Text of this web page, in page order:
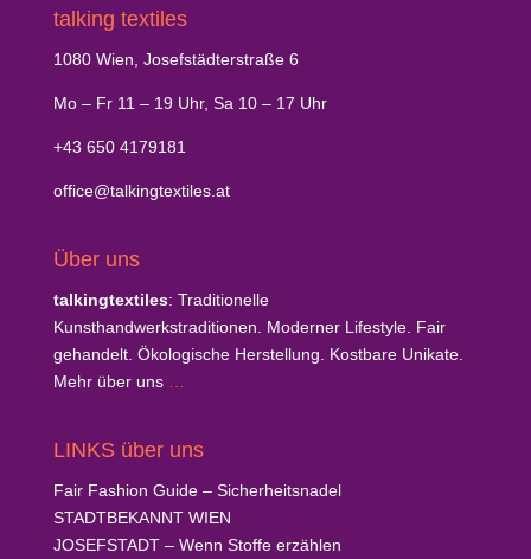
talking textiles
1080 Wien, Josefstädterstraße 6
Mo – Fr 11 – 19 Uhr, Sa 10 – 17 Uhr
+43 650 4179181
office@talkingtextiles.at
Über uns
talkingtextiles: Traditionelle
Kunsthandwerkstraditionen. Moderner Lifestyle. Fair
gehandelt. Ökologische Herstellung. Kostbare Unikate.
Mehr über uns…
LINKS über uns
Fair Fashion Guide– Sicherheitsnadel
STADTBEKANNTWIEN
JOSEFSTADT– Wenn Stoffe erzählen